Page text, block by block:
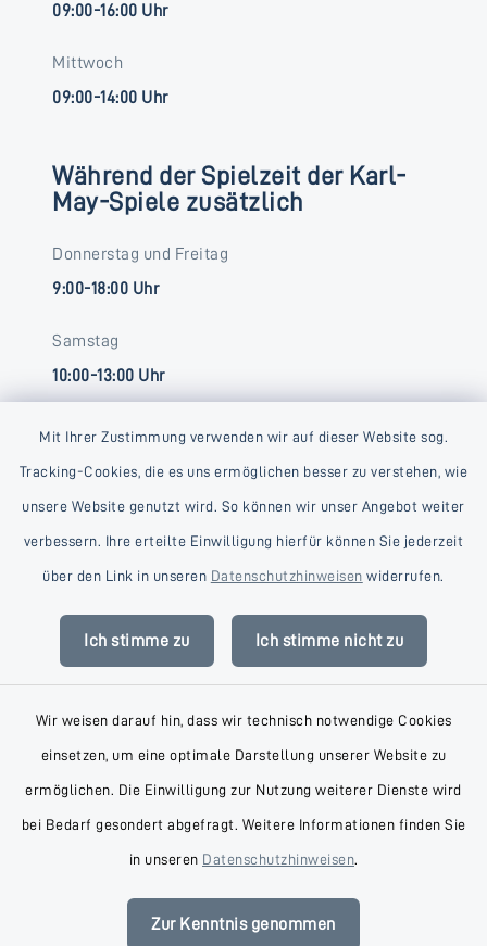
Mit Ihrer Zustimmung verwenden wir auf dieser Website sog.
Tracking-Cookies, die es uns ermöglichen besser zu verstehen, wie
unsere Website genutzt wird. So können wir unser Angebot weiter
verbessern. Ihre erteilte Einwilligung hierfür können Sie jederzeit
über den Link in unseren Datenschutzhinweisen widerrufen.
Ich stimme zu Ich stimme nicht zu
Wir weisen darauf hin, dass wir technisch notwendige Cookies
einsetzen, um eine optimale Darstellung unserer Website zu
ermöglichen. Die Einwilligung zur Nutzung weiterer Dienste wird
bei Bedarf gesondert abgefragt. Weitere Informationen finden Sie
in unseren Datenschutzhinweisen.
Zur Kenntnis genommen
09:00-16:00 Uhr
Mittwoch
09:00-14:00 Uhr
Während der Spielzeit der Karl-
May-Spiele zusätzlich
Donnerstag und Freitag
9:00-18:00 Uhr
Samstag
10:00-13:00 Uhr
Kontakt
Datenschutz
Impressum
Sitemap